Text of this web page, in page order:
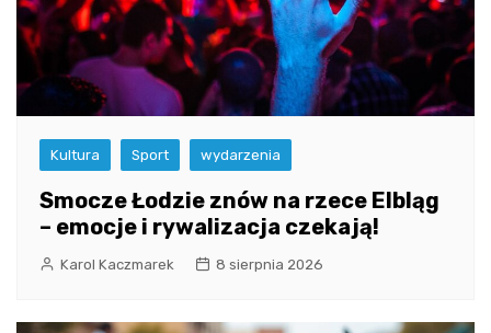
Kultura Sport wydarzenia
Smocze Łodzie znów na rzece Elbląg
– emocje i rywalizacja czekają!
Karol Kaczmarek 8 sierpnia 2026